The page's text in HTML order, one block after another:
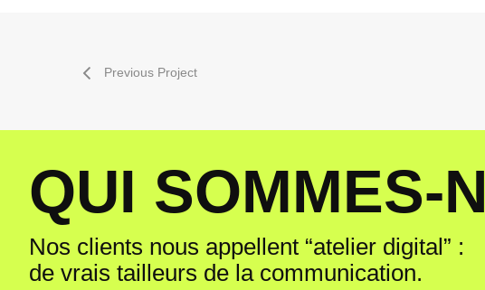
Previous Project
QUI SOMMES-N
Nos clients nous appellent “atelier digital” :
de vrais tailleurs de la communication.